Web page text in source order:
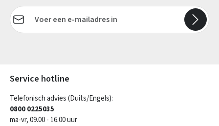
E-mailadres*
Service hotline
Telefonisch advies (Duits/Engels):
0800 0225035
ma-vr, 09.00 - 16.00 uur